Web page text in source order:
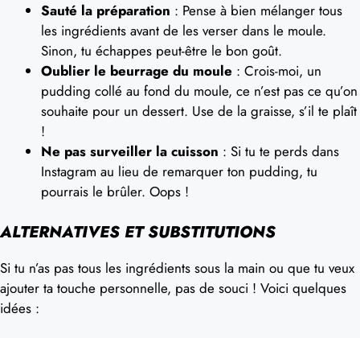
Sauté la préparation : Pense à bien mélanger tous
les ingrédients avant de les verser dans le moule.
Sinon, tu échappes peut-être le bon goût.
Oublier le beurrage du moule : Crois-moi, un
pudding collé au fond du moule, ce n’est pas ce qu’on
souhaite pour un dessert. Use de la graisse, s’il te plaît
!
Ne pas surveiller la cuisson : Si tu te perds dans
Instagram au lieu de remarquer ton pudding, tu
pourrais le brûler. Oops !
ALTERNATIVES ET SUBSTITUTIONS
Si tu n’as pas tous les ingrédients sous la main ou que tu veux
ajouter ta touche personnelle, pas de souci ! Voici quelques
idées :